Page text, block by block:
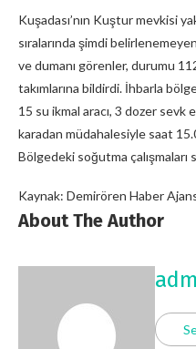
Kuşadası’nın Kuştur mevkisi
sıralarında şimdi
ve dumanı görenler, durumu
takımlarına bildirdi. İhbarla
15 su ikmal aracı, 3 dozer sevk
karadan müdahalesiyle saat
Bölgedeki soğutma çalışmaları
Kaynak: Demirören Haber
About The Author